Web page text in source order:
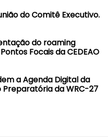
do Comitê Executivo.
do roaming
Focais da CEDEAO
a Agenda Digital da
Preparatória da WRC-27